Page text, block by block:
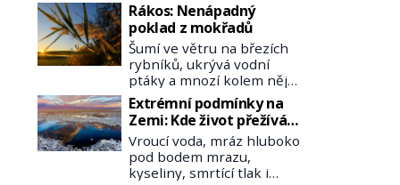
Rákos: Nenápadný
poklad z mokřadů
Šumí ve větru na březích
rybníků, ukrývá vodní
ptáky a mnozí kolem něj
procházejí bez povšimnutí.
Přesto právě rákos
pomáhal stavět domy,
vyrábět lodě, zapisovat
první texty a inspiroval
řadu pověstí. Tato
Extrémní podmínky na
Zemi: Kde život přežívá
navzdory všemu
Vroucí voda, mráz hluboko
pod bodem mrazu,
kyseliny, smrtící tlak i